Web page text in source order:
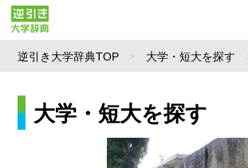
逆引き大学辞典TOP 大学・短大を探す
大学・短大を探す